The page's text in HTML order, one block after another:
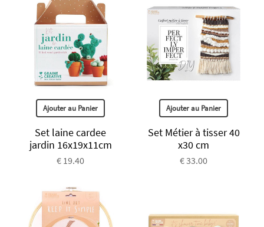
Ajouter au Panier
Set laine cardee
jardin 16x19x11cm
€ 19.40
Ajouter au Panier
Set Métier à tisser 40
x30 cm
€ 33.00